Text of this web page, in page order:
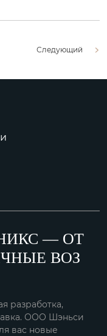
Следующий
— ОТ
ВОЗ
разработка,
ООО Шэньси
вас новые